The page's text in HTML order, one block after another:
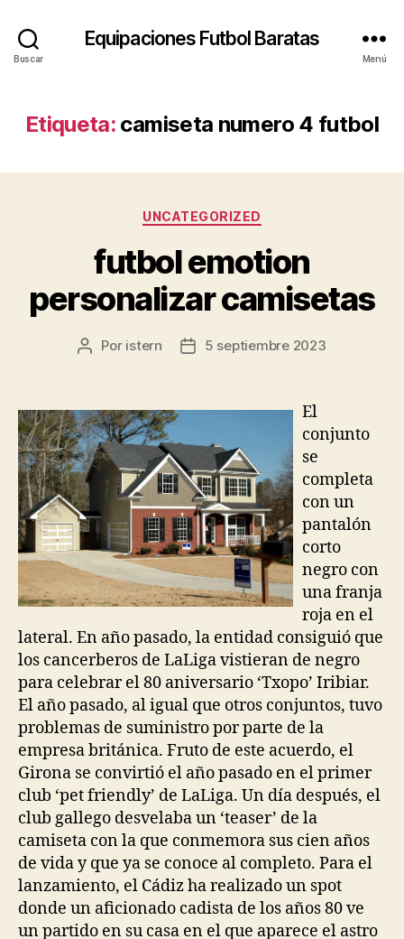
Buscar
Equipaciones Futbol Baratas
Menú
Etiqueta: camiseta numero 4 futbol
Categorías
UNCATEGORIZED
futbol emotion
personalizar camisetas
Autor
Por istern
Fecha5 septiembre 2023
El
conjunto
se
completa
con un
pantalón
corto
negro con
una franja
roja en el
lateral. En año pasado, la entidad consiguió que
los cancerberos de LaLiga vistieran de negro
para celebrar el 80 aniversario ‘Txopo’ Iribiar.
El año pasado, al igual que otros conjuntos, tuvo
problemas de suministro por parte de la
empresa británica. Fruto de este acuerdo, el
Girona se convirtió el año pasado en el primer
club ‘pet friendly’ de LaLiga. Un día después, el
club gallego desvelaba un ‘teaser’ de la
camiseta con la que conmemora sus cien años
de vida y que ya se conoce al completo. Para el
lanzamiento, el Cádiz ha realizado un spot
donde un aficionado cadista de los años 80 ve
un partido en su casa en el que aparece el astro